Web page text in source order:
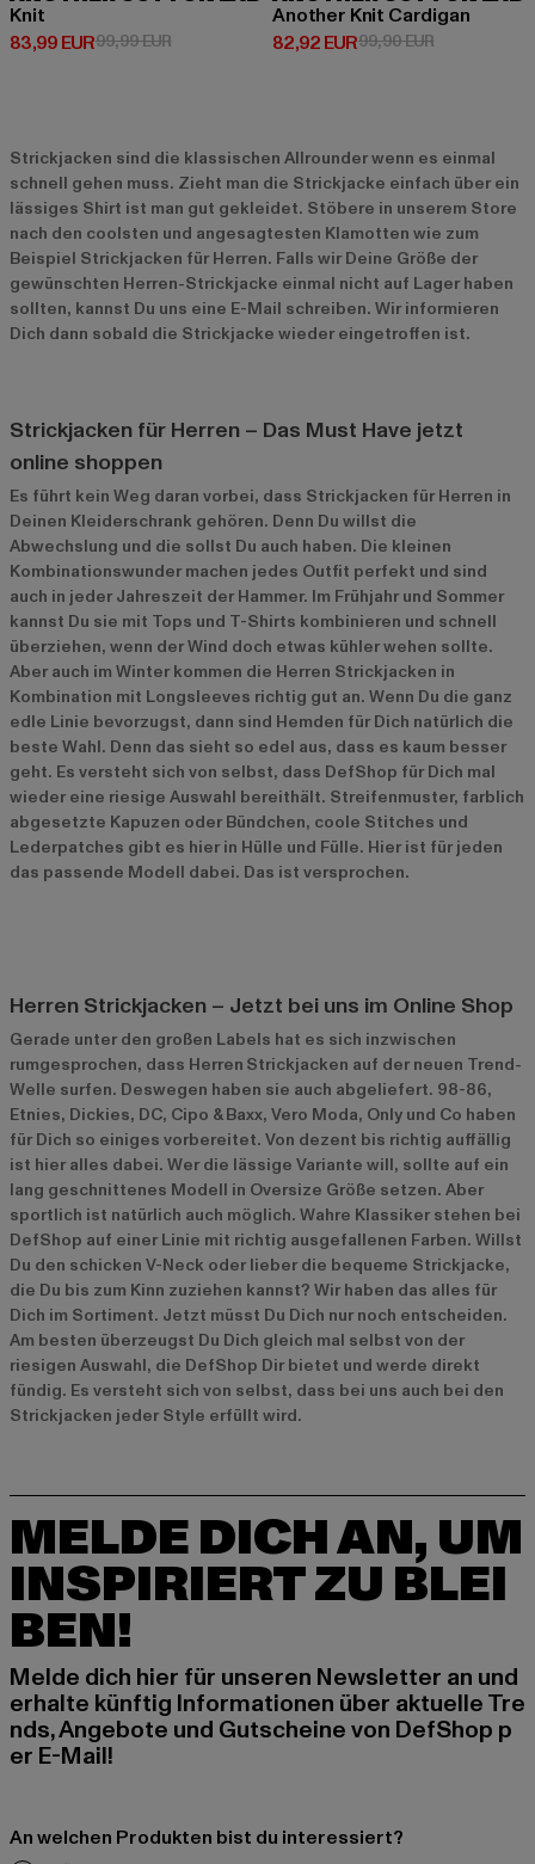
Knit
83,99 EUR
Derzeitiger Preis: 83,99 EUR
99,99 EURAktionspreis: 99,99 EUR
Another Knit Cardigan
82,92 EUR
Derzeitiger Preis: 82,92 EUR
99,90 EURAktionspreis:
Strickjacken sind die klassischen Allrounder wenn es einmal
schnell gehen muss. Zieht man die Strickjacke einfach über ein
lässiges Shirt ist man gut gekleidet. Stöbere in unserem Store
nach den coolsten und angesagtesten Klamotten wie zum
Beispiel Strickjacken für Herren. Falls wir Deine Größe der
gewünschten Herren-Strickjacke einmal nicht auf Lager haben
sollten, kannst Du uns eine E-Mail schreiben. Wir informieren
Dich dann sobald die Strickjacke wieder eingetroffen ist.
Strickjacken für Herren – Das Must Have jetzt
online shoppen
Es führt kein Weg daran vorbei, dass Strickjacken für Herren in
Deinen Kleiderschrank gehören. Denn Du willst die
Abwechslung und die sollst Du auch haben. Die kleinen
Kombinationswunder machen jedes Outfit perfekt und sind
auch in jeder Jahreszeit der Hammer. Im Frühjahr und Sommer
kannst Du sie mit Tops und T-Shirts kombinieren und schnell
überziehen, wenn der Wind doch etwas kühler wehen sollte.
Aber auch im Winter kommen die Herren Strickjacken in
Kombination mit Longsleeves richtig gut an. Wenn Du die ganz
edle Linie bevorzugst, dann sind Hemden für Dich natürlich die
beste Wahl. Denn das sieht so edel aus, dass es kaum besser
geht. Es versteht sich von selbst, dass DefShop für Dich mal
wieder eine riesige Auswahl bereithält. Streifenmuster, farblich
abgesetzte Kapuzen oder Bündchen, coole Stitches und
Lederpatches gibt es hier in Hülle und Fülle. Hier ist für jeden
das passende Modell dabei. Das ist versprochen.
Herren Strickjacken – Jetzt bei uns im Online Shop
Gerade unter den großen Labels hat es sich inzwischen
rumgesprochen, dass Herren Strickjacken auf der neuen Trend-
Welle surfen. Deswegen haben sie auch abgeliefert. 98-86,
Etnies, Dickies, DC, Cipo & Baxx, Vero Moda, Only und Co haben
für Dich so einiges vorbereitet. Von dezent bis richtig auffällig
ist hier alles dabei. Wer die lässige Variante will, sollte auf ein
lang geschnittenes Modell in Oversize Größe setzen. Aber
sportlich ist natürlich auch möglich. Wahre Klassiker stehen bei
DefShop auf einer Linie mit richtig ausgefallenen Farben. Willst
Du den schicken V-Neck oder lieber die bequeme Strickjacke,
die Du bis zum Kinn zuziehen kannst? Wir haben das alles für
Dich im Sortiment. Jetzt müsst Du Dich nur noch entscheiden.
Am besten überzeugst Du Dich gleich mal selbst von der
riesigen Auswahl, die DefShop Dir bietet und werde direkt
fündig. Es versteht sich von selbst, dass bei uns auch bei den
Strickjacken jeder Style erfüllt wird.
MELDE DICH AN, UM
INSPIRIERT ZU BLEI
BEN!
Melde dich hier für unseren Newsletter an und
erhalte künftig Informationen über aktuelle Tre
nds, Angebote und Gutscheine von DefShop p
er E-Mail!
An welchen Produkten bist du interessiert?